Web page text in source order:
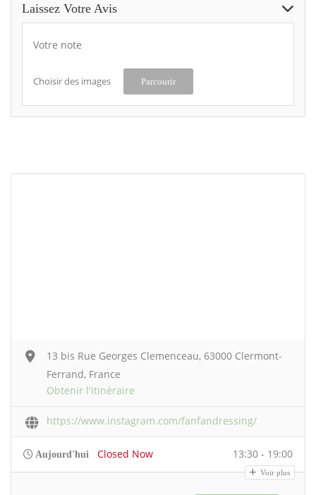
Laissez Votre Avis
Votre note
Choisir des images Parcourir
13 bis Rue Georges Clemenceau, 63000 Clermont-
Ferrand, France
Obtenir l'itinéraire
https://www.instagram.com/fanfandressing/
Aujourd'hui Closed Now 13:30 - 19:00
Voir plus